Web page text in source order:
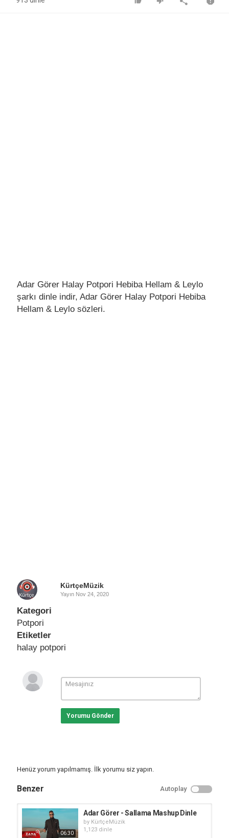
Adar Görer Halay Potpori Hebiba Hellam & Leylo
şarkı dinle indir, Adar Görer Halay Potpori Hebiba
Hellam & Leylo sözleri.
KürtçeMüzik
Yayın Nov 24, 2020
Kategori
Potpori
Etiketler
halay potpori
Yorumu Gönder
Henüz yorum yapılmamış. İlk yorumu siz yapın.
Benzer Autoplay
06:30
Adar Görer - Sallama Mashup Dinle
by KürtçeMüzik
1,123 dinle